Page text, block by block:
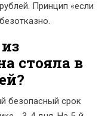
Принцип «если
стояла в
безопасный срок